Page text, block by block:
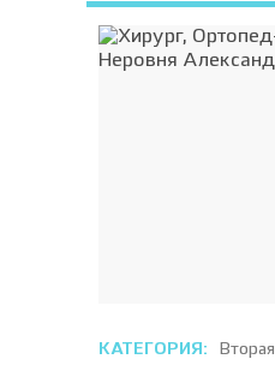
КАТЕГОРИЯ: Вторая